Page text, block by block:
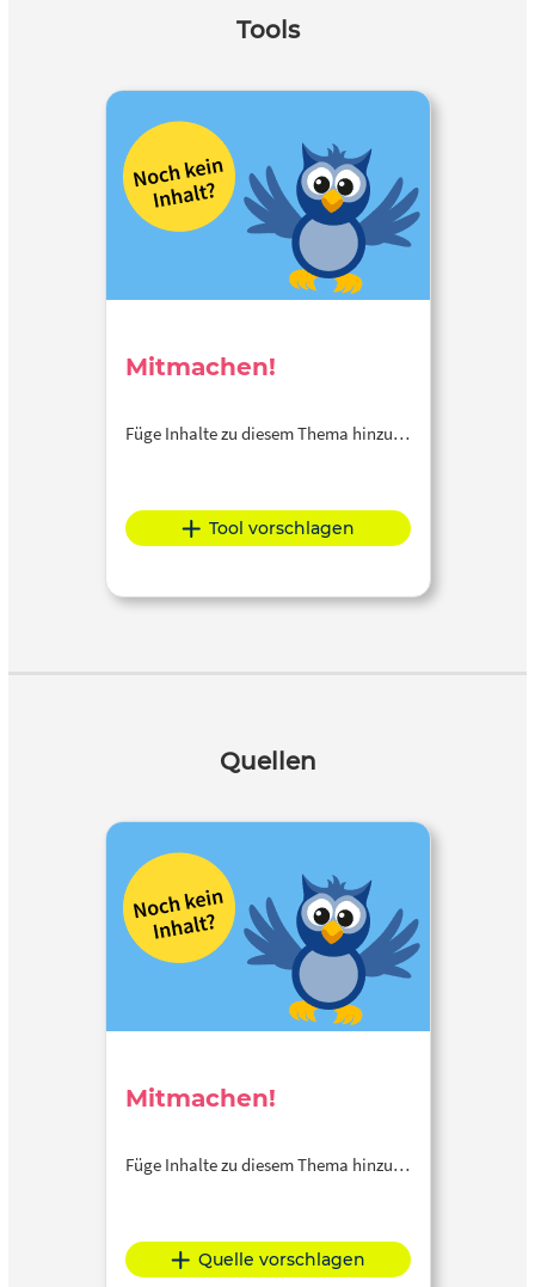
Tools
Mitmachen!
Füge Inhalte zu diesem Thema hinzu…
Tool vorschlagen
Quellen
Mitmachen!
Füge Inhalte zu diesem Thema hinzu…
Quelle vorschlagen